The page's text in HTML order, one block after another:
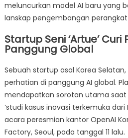
Coder
yang
Mampu
‘Berpikir’
7
Jam
meluncurkan model AI baru yang
lanskap pengembangan perangkat
Startup Seni ‘Artue’
Panggung Global
Sebuah startup asal Korea Selatan,
perhatian di panggung AI global.
mendapatkan sorotan utama saat
‘studi kasus inovasi terkemuka
acara peresmian kantor OpenAI
Factory, Seoul, pada tanggal 11 lalu.